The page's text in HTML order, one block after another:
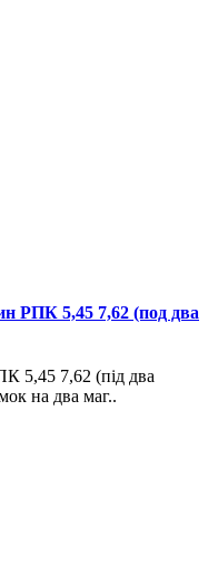
РПК 5,45 7,62 (под два
5,45 7,62 (під два
на два маг..